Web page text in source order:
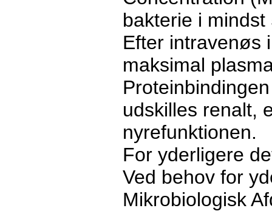
bakterie i
Efter intravenøs
maksimal
udskilles renalt,
nyrefunktionen.
For yderligere
Ved behov for
Mikrobiologisk